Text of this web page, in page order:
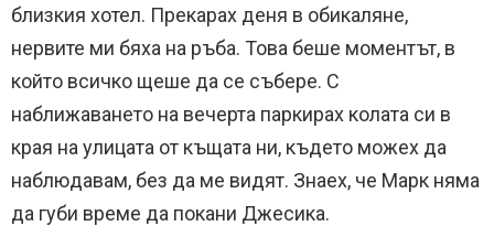
близкия хотел. Прекарах деня в обикаляне,
нервите ми бяха на ръба. Това беше моментът, в
който всичко щеше да се събере. С
наближаването на вечерта паркирах колата си в
края на улицата от къщата ни, където можех да
наблюдавам, без да ме видят. Знаех, че Марк няма
да губи време да покани Джесика.